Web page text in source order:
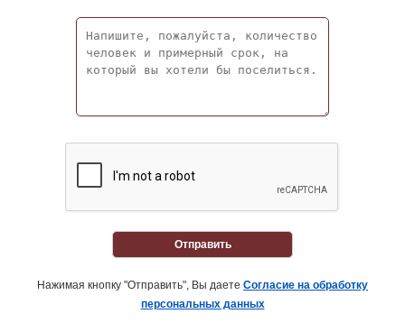
Отправить
Нажимая кнопку "Отправить", Вы даете Согласие на обработку
персональных данных